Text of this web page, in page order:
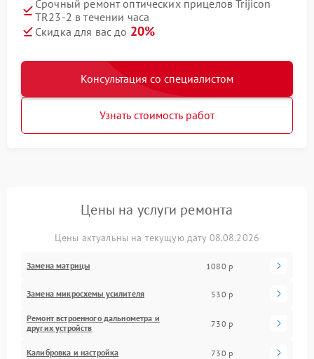
Срочный ремонт оптических прицелов Trijicon
TR23-2 в течении часа
Скидка для вас до 20%
Консультация со специалистом
Узнать стоимость работ
Цены на услуги ремонта
Цены актуальны на текущую дату 08.08.2026
Замена матрицы 1080 р
Замена микросхемы усилителя 530 р
Ремонт встроенного дальнометра и
других устройств
730 р
Калибровка и настройка 730 р